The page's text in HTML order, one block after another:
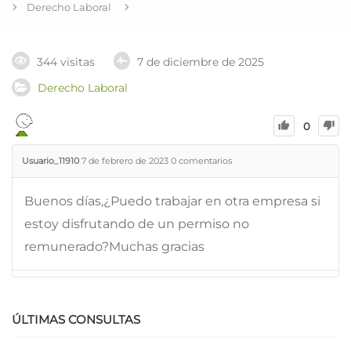
Derecho Laboral
344 visitas
7 de diciembre de 2025
Derecho Laboral
0
Usuario_11910 7 de febrero de 2023 0 comentarios
Buenos días,¿Puedo trabajar en otra empresa si
estoy disfrutando de un permiso no
remunerado?Muchas gracias
ÚLTIMAS CONSULTAS